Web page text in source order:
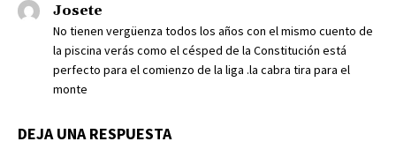
Josete
No tienen vergüenza todos los años con el mismo cuento de
la piscina verás como el césped de la Constitución está
perfecto para el comienzo de la liga .la cabra tira para el
monte
DEJA UNA RESPUESTA